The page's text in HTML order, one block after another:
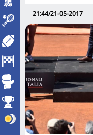
21:44/21-05-2017